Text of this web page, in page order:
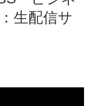
生配信サ